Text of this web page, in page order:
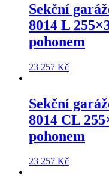
Sekční
8014 L
pohonem
23 257 Kč
Sekční
8014 CL
pohonem
23 257 Kč